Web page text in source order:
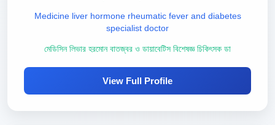
Medicine liver hormone rheumatic fever and diabetes
specialist doctor
মেডিসিন লিভার হরমোন বাতজ্বর ও ডায়াবেটিস বিশেষজ্ঞ চিকিৎসক ডা
View Full Profile